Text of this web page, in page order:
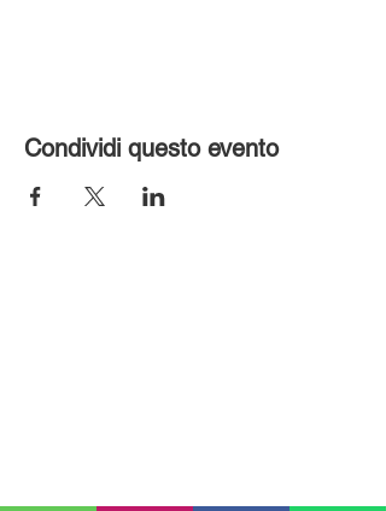
Condividi questo evento